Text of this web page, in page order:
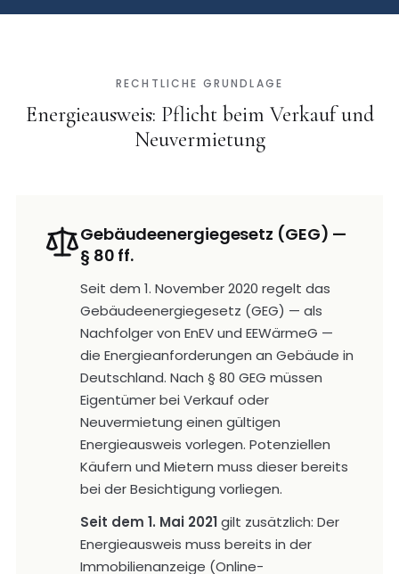
RECHTLICHE GRUNDLAGE
Energieausweis: Pflicht beim Verkauf und
Neuvermietung
Gebäudeenergiegesetz (GEG) —
§ 80 ff.
Seit dem 1. November 2020 regelt das
Gebäudeenergiegesetz (GEG) — als
Nachfolger von EnEV und EEWärmeG —
die Energieanforderungen an Gebäude in
Deutschland. Nach § 80 GEG müssen
Eigentümer bei Verkauf oder
Neuvermietung einen gültigen
Energieausweis vorlegen. Potenziellen
Käufern und Mietern muss dieser bereits
bei der Besichtigung vorliegen.
Seit dem 1. Mai 2021gilt zusätzlich: Der
Energieausweis muss bereits in der
Immobilienanzeige (Online-